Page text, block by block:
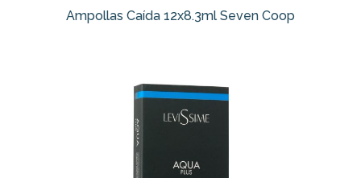
Ampollas Caída 12x8.3ml Seven Coop